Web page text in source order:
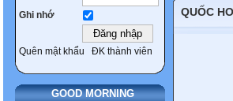
Ghi nhớ
Quên mật khẩu ĐK thành viên
GOOD MORNING
QUỐC